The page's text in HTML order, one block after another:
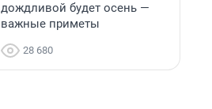
дождливой будет осень —
важные приметы
28 680